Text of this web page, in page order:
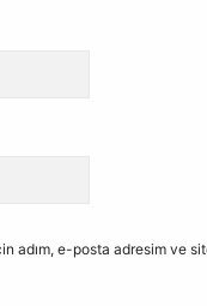
adım, e-posta adresim ve